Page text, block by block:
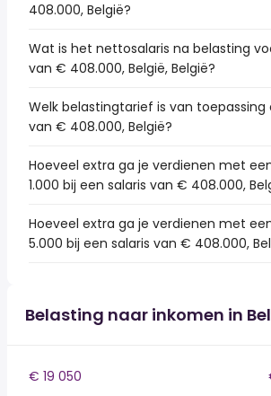
408.000, België?
Wat is het nettosalaris na belasting
van € 408.000, België, België?
Welk belastingtarief is van toepassing
van € 408.000, België?
Hoeveel extra ga je verdienen met
1.000 bij een salaris van € 408.000,
Hoeveel extra ga je verdienen met
5.000 bij een salaris van € 408.000,
Belasting naar inkomen in
€ 19 050